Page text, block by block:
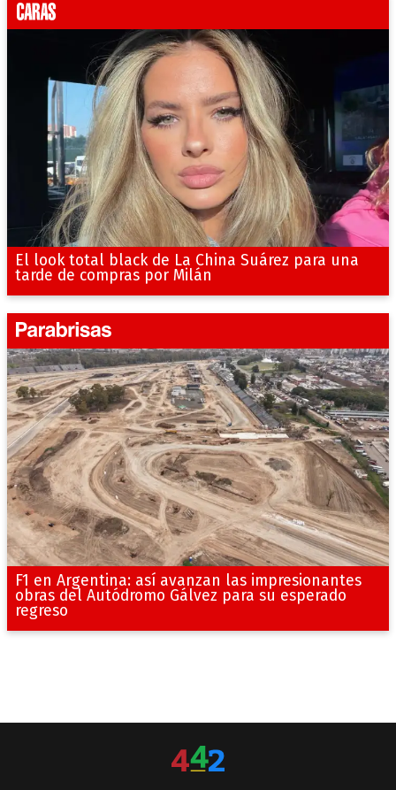
El look total black de La China Suárez para una
tarde de compras por Milán
F1 en Argentina: así avanzan las impresionantes
obras del Autódromo Gálvez para su esperado
regreso